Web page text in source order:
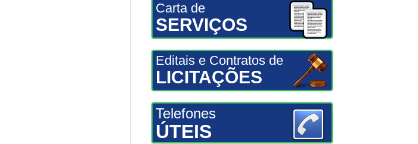
Carta de
SERVIÇOS
Editais e Contratos de
LICITAÇÕES
Telefones
ÚTEIS